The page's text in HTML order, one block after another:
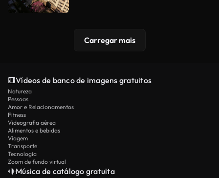
Carregar mais
Vídeos de banco de imagens gratuitos
Natureza
Pessoas
Amor e Relacionamentos
Fitness
Videografia aérea
Alimentos e bebidas
Viagem
Transporte
Tecnologia
Zoom de fundo virtual
Música de catálogo gratuita